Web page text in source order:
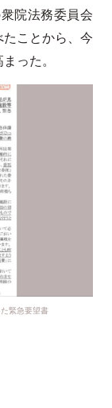
院法務委員会
ことから、今
った。
緊急要望書